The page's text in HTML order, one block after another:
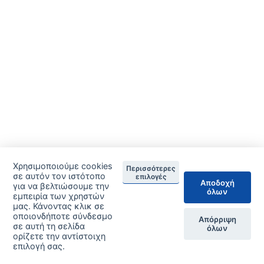
Χρησιμοποιούμε cookies
σε αυτόν τον ιστότοπο
για να βελτιώσουμε την
εμπειρία των χρηστών
μας. Κάνοντας κλικ σε
οποιονδήποτε σύνδεσμο
σε αυτή τη σελίδα
ορίζετε την αντίστοιχη
επιλογή σας.
Περισσότερες
επιλογές
Αποδοχή
όλων
Απόρριψη
όλων